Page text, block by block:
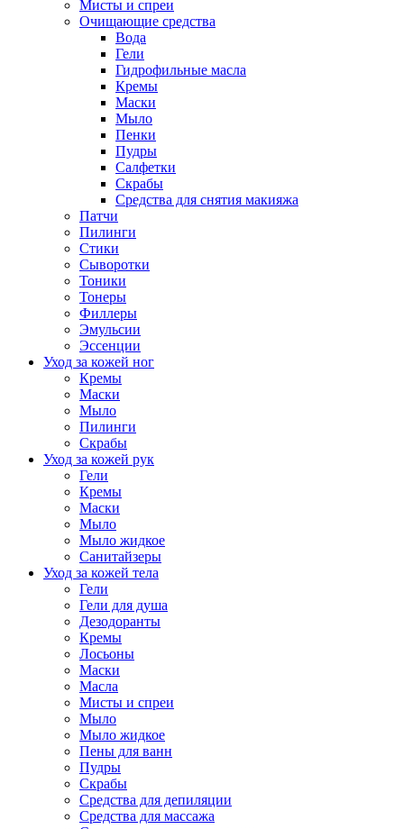
Мисты и спреи
Очищающие средства
Вода
Гели
Гидрофильные масла
Кремы
Маски
Мыло
Пенки
Пудры
Салфетки
Скрабы
Средства для снятия макияжа
Патчи
Пилинги
Стики
Сыворотки
Тоники
Тонеры
Филлеры
Эмульсии
Эссенции
Уход за кожей ног
Кремы
Маски
Мыло
Пилинги
Скрабы
Уход за кожей рук
Гели
Кремы
Маски
Мыло
Мыло жидкое
Санитайзеры
Уход за кожей тела
Гели
Гели для душа
Дезодоранты
Кремы
Лосьоны
Маски
Масла
Мисты и спреи
Мыло
Мыло жидкое
Пены для ванн
Пудры
Скрабы
Средства для депиляции
Средства для массажа